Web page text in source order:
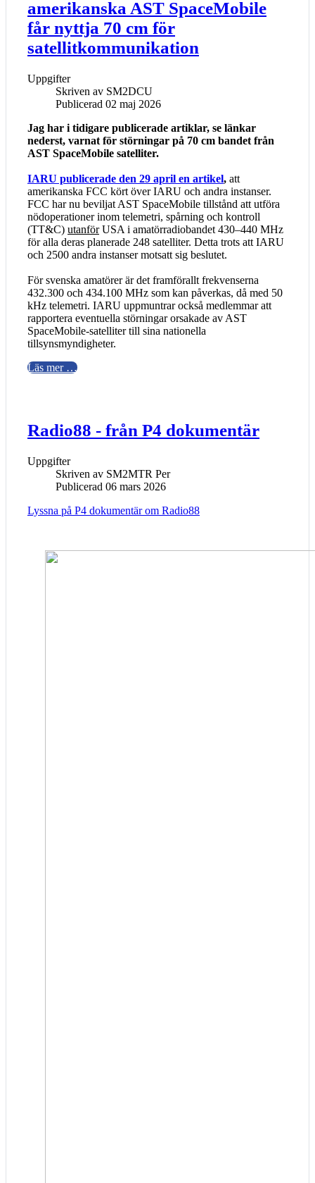
amerikanska AST SpaceMobile
får nyttja 70 cm för
satellitkommunikation
Uppgifter
Skriven av SM2DCU
Publicerad 02 maj 2026
Jag har i tidigare publicerade artiklar, se länkar
nederst, varnat för störningar på 70 cm bandet från
AST SpaceMobile satelliter.
IARU publicerade den 29 april en artikel, att
amerikanska FCC kört över IARU och andra instanser.
FCC har nu beviljat AST SpaceMobile tillstånd att utföra
nödoperationer inom telemetri, spårning och kontroll
(TT&C) utanförUSA i amatörradiobandet 430–440 MHz
för alla deras planerade 248 satelliter. Detta trots att IARU
och 2500 andra instanser motsatt sig beslutet.
För svenska amatörer är det framförallt frekvenserna
432.300 och 434.100 MHz som kan påverkas, då med 50
kHz telemetri. IARU uppmuntrar också medlemmar att
rapportera eventuella störningar orsakade av AST
SpaceMobile-satelliter till sina nationella
tillsynsmyndigheter.
Läs mer …
Radio88 - från P4 dokumentär
Uppgifter
Skriven av SM2MTR Per
Publicerad 06 mars 2026
Lyssna på P4 dokumentär om Radio88